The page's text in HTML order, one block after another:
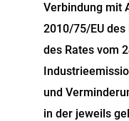
Verbindung mit
2010/75/EU
des Rates vom
und
in der jeweils